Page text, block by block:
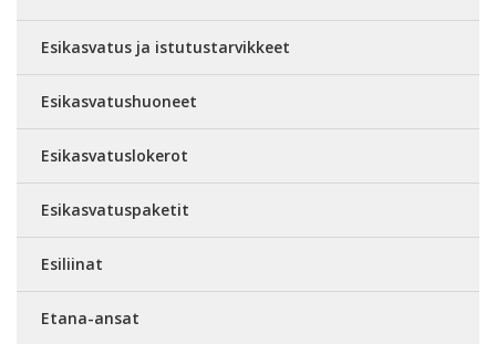
Esikasvatus ja istutustarvikkeet
Esikasvatushuoneet
Esikasvatuslokerot
Esikasvatuspaketit
Esiliinat
Etana-ansat